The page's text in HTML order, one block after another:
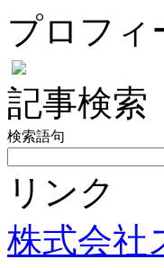
プロフィ
記事検索
検索語句
リンク
株式会社